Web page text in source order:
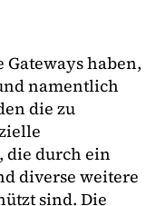
haben,
namentlich
die zu
die durch ein
diverse weitere
sind. Die